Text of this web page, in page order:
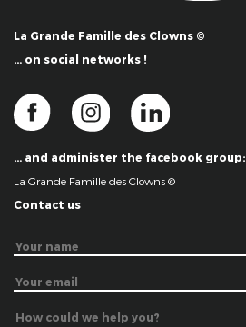
La Grande Famille des Clowns ©
… on social networks !
… and administer the facebook group:
La Grande Famille des Clowns ©
Contact us